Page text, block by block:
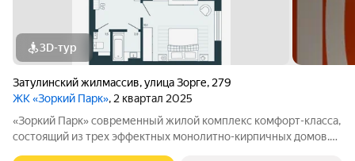
3D-тур
Затулинский жилмассив,улица Зорге, 279
ЖК «Зоркий Парк», 2 квартал 2025
«Зоркий Парк» современный жилой комплекс комфорт-класса,
состоящий из трех эффектных монолитно-кирпичных домов.